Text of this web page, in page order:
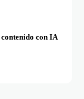
con IA